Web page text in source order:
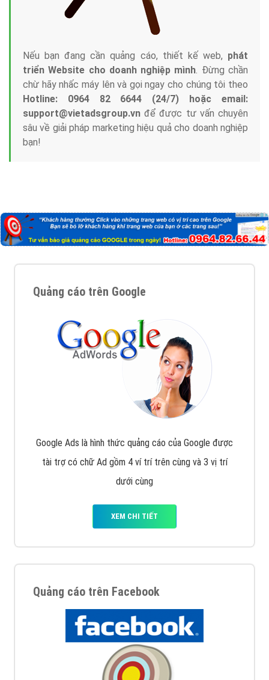
Nếu bạn đang cần quảng cáo, thiết kế web, phát
triển Website cho doanh nghiệp mình. Đừng chần
chừ hãy nhấc máy lên và gọi ngay cho chúng tôi theo
Hotline: 0964 82 6644 (24/7) hoặc email:
support@vietadsgroup.vn để được tư vấn chuyên
sâu về giải pháp marketing hiệu quả cho doanh nghiệp
bạn!
Quảng cáo trên Google
Google Ads là hình thức quảng cáo của Google được
tài trợ có chữ Ad gồm 4 ví trí trên cùng và 3 vị trí
dưới cùng
XEM CHI TIẾT
Quảng cáo trên Facebook